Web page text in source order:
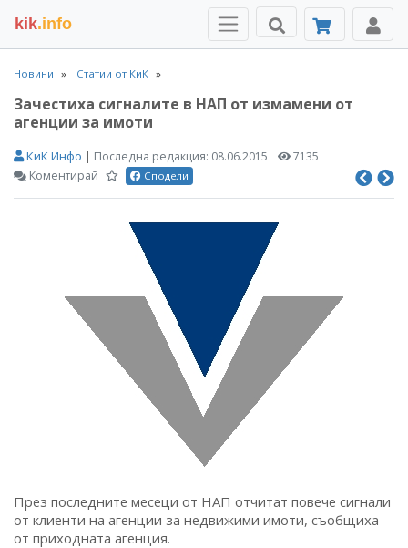
kik.info
Новини Статии от КиК
Зачестиха сигналите в НАП от измамени от
агенции за имоти
КиК Инфо | Последна редакция: 08.06.2015
7135
Коментирай
Сподели
През последните месеци от НАП отчитат повече сигнали
от клиенти на агенции за недвижими имоти, съобщиха
от приходната агенция.